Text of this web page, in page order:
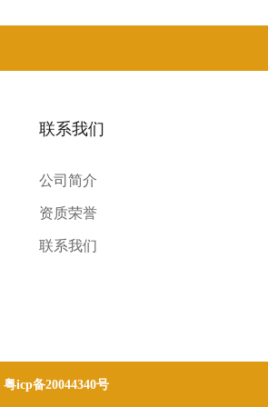
联系我们
公司简介
资质荣誉
联系我们
粤icp备20044340号